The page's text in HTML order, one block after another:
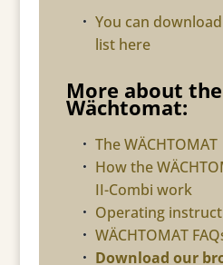
You can
list here
More about the
Wächtomat:
The WÄCHTOMAT
How the
II-Combi work
Operating
WÄCHTOMAT
Download our